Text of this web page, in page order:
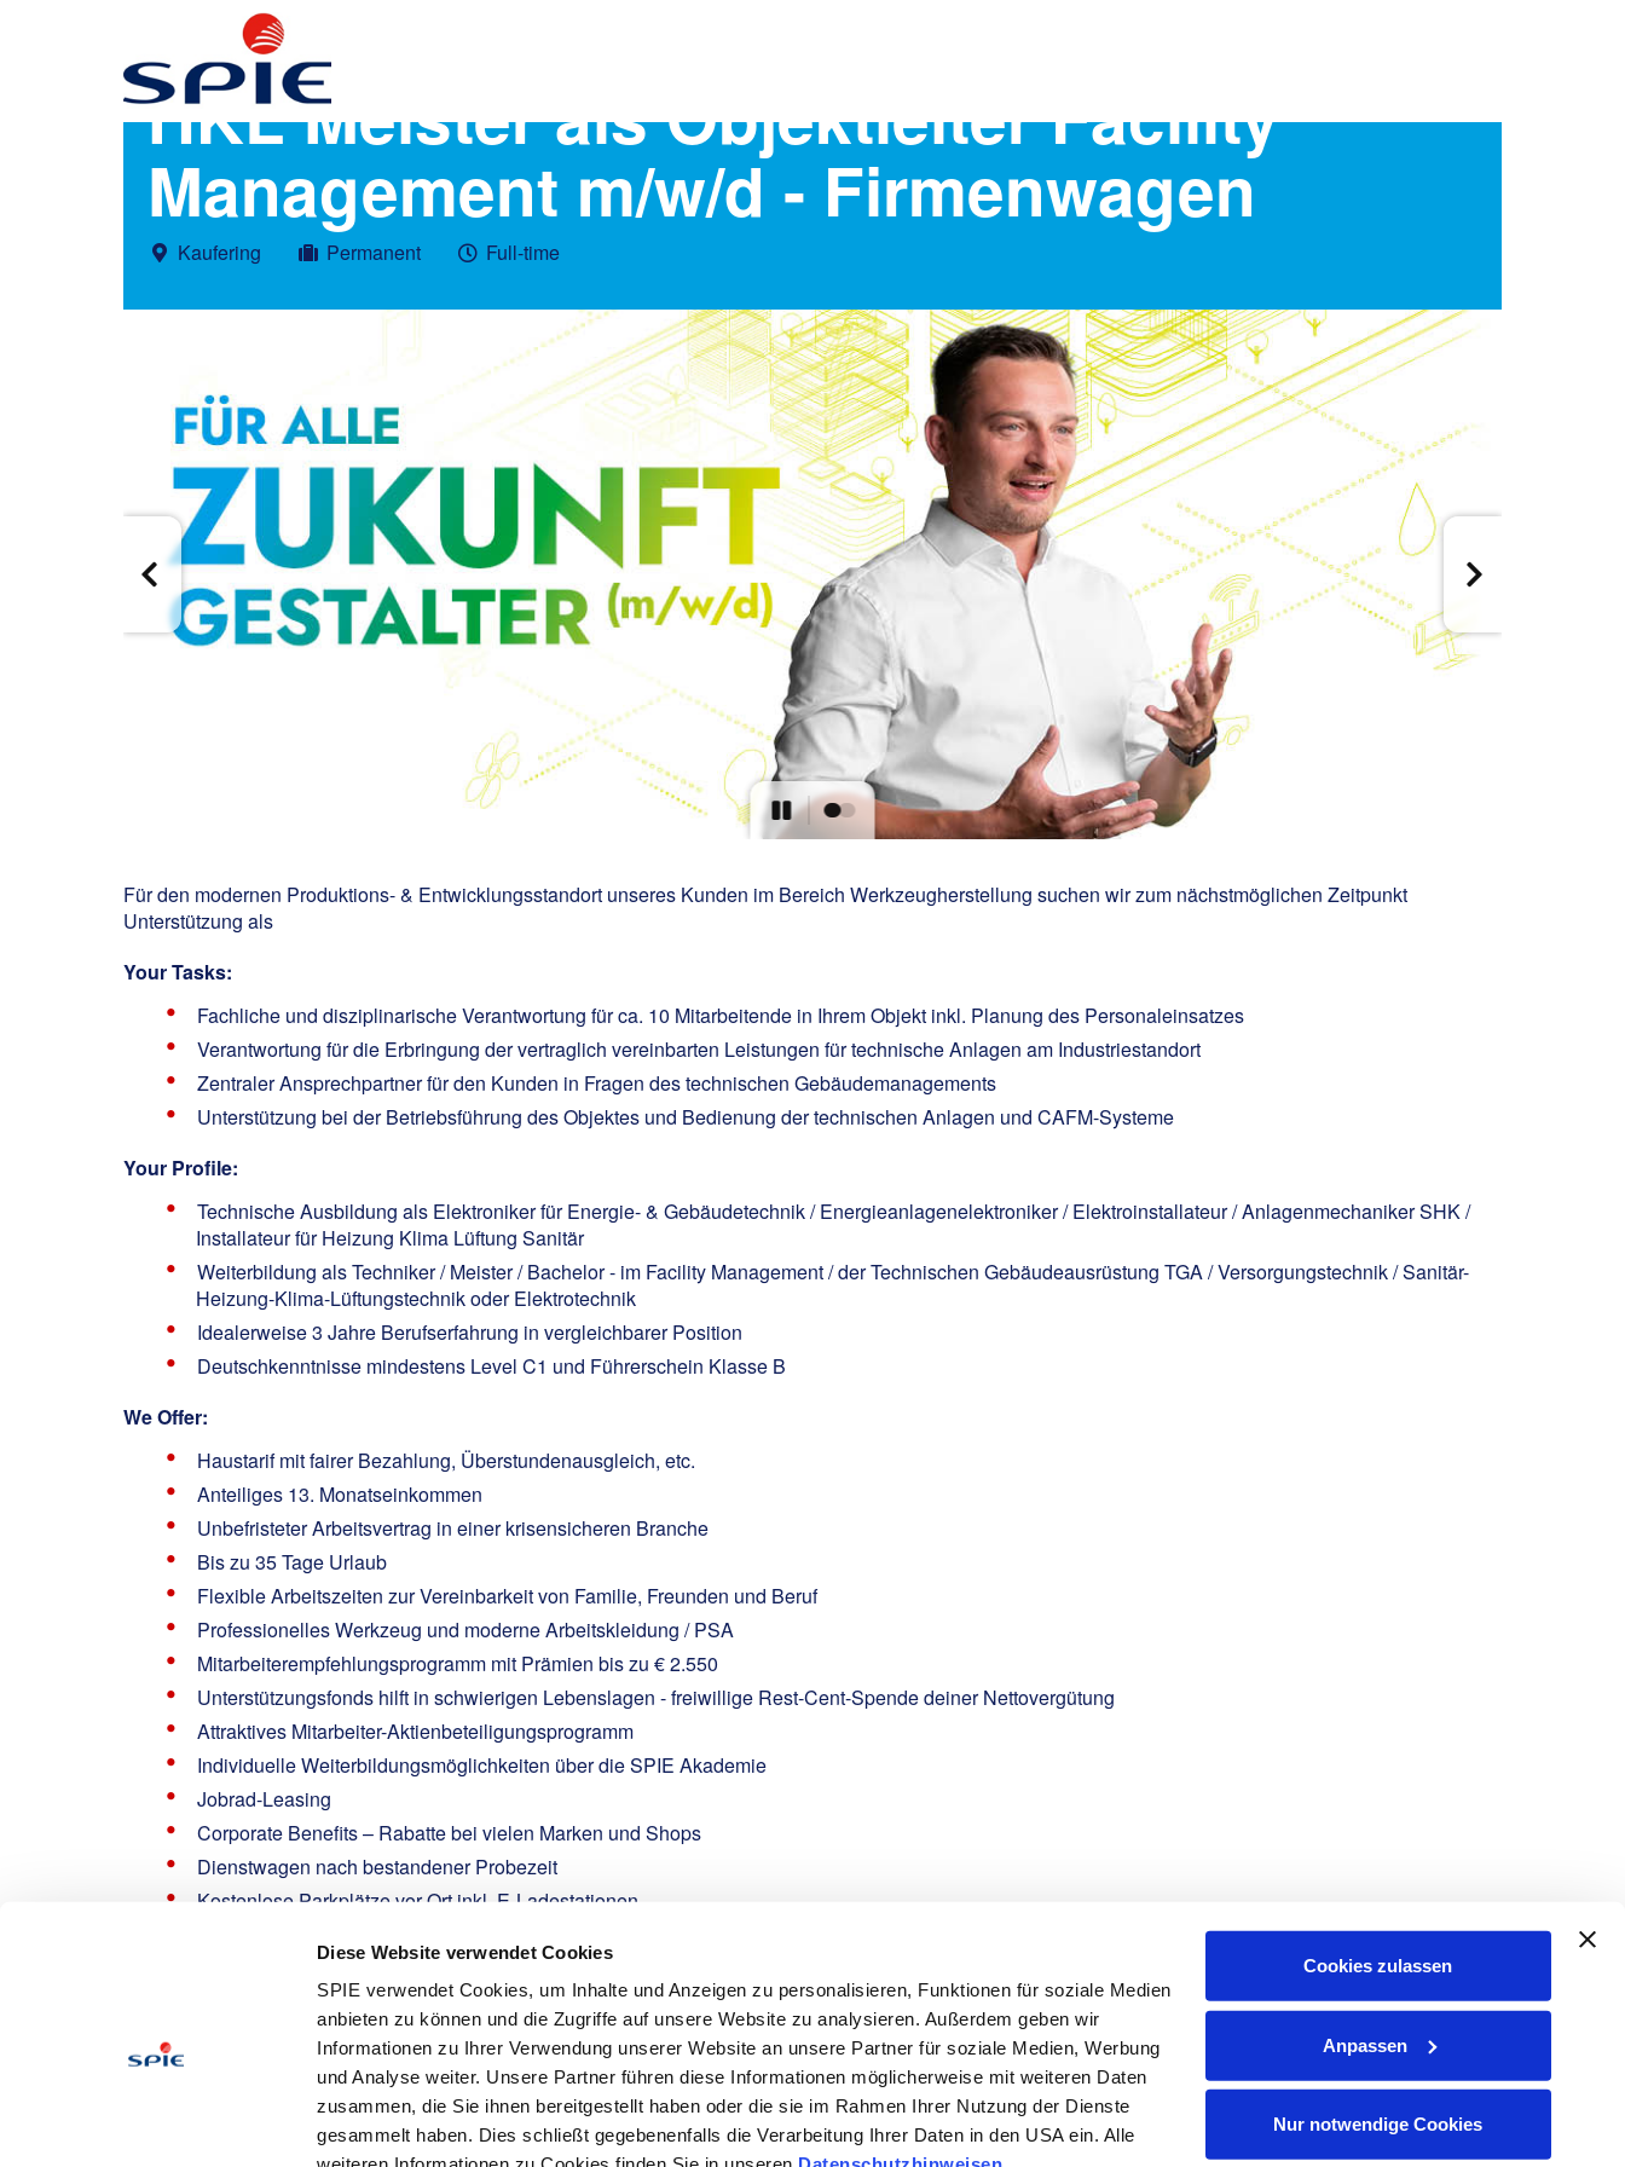
Diese Website verwendet Cookies
SPIE verwendet Cookies, um Inhalte und Anzeigen zu personalisieren, Funktionen für soziale Medien
anbieten zu können und die Zugriffe auf unsere Website zu analysieren. Außerdem geben wir
Informationen zu Ihrer Verwendung unserer Website an unsere Partner für soziale Medien, Werbung
und Analyse weiter. Unsere Partner führen diese Informationen möglicherweise mit weiteren Daten
zusammen, die Sie ihnen bereitgestellt haben oder die sie im Rahmen Ihrer Nutzung der Dienste
gesammelt haben. Dies schließt gegebenenfalls die Verarbeitung Ihrer Daten in den USA ein. Alle
Cookies zulassen
Anpassen
Nur notwendige Cookies
HKL Meister als Objektleiter Facility
Management m/w/d - Firmenwagen
Kaufering Permanent Full-time
Für den modernen Produktions- & Entwicklungsstandort unseres Kunden im Bereich Werkzeugherstellung suchen wir zum nächstmöglichen Zeitpunkt
Unterstützung als
Your Tasks:
Fachliche und disziplinarische Verantwortung für ca. 10 Mitarbeitende in Ihrem Objekt inkl. Planung des Personaleinsatzes
Verantwortung für die Erbringung der vertraglich vereinbarten Leistungen für technische Anlagen am Industriestandort
Zentraler Ansprechpartner für den Kunden in Fragen des technischen Gebäudemanagements
Unterstützung bei der Betriebsführung des Objektes und Bedienung der technischen Anlagen und CAFM-Systeme
Your Profile:
Technische Ausbildung als Elektroniker für Energie- & Gebäudetechnik / Energieanlagenelektroniker / Elektroinstallateur / Anlagenmechaniker SHK /
Installateur für Heizung Klima Lüftung Sanitär
Weiterbildung als Techniker / Meister / Bachelor - im Facility Management / der Technischen Gebäudeausrüstung TGA / Versorgungstechnik / Sanitär-
Heizung-Klima-Lüftungstechnik oder Elektrotechnik
Idealerweise 3 Jahre Berufserfahrung in vergleichbarer Position
Deutschkenntnisse mindestens Level C1 und Führerschein Klasse B
We Offer:
Haustarif mit fairer Bezahlung, Überstundenausgleich, etc.
Anteiliges 13. Monatseinkommen
Unbefristeter Arbeitsvertrag in einer krisensicheren Branche
Bis zu 35 Tage Urlaub
Flexible Arbeitszeiten zur Vereinbarkeit von Familie, Freunden und Beruf
Professionelles Werkzeug und moderne Arbeitskleidung / PSA
Mitarbeiterempfehlungsprogramm mit Prämien bis zu € 2.550
Unterstützungsfonds hilft in schwierigen Lebenslagen - freiwillige Rest-Cent-Spende deiner Nettovergütung
Attraktives Mitarbeiter-Aktienbeteiligungsprogramm
Individuelle Weiterbildungsmöglichkeiten über die SPIE Akademie
Jobrad-Leasing
Corporate Benefits – Rabatte bei vielen Marken und Shops
Dienstwagen nach bestandener Probezeit
Kostenlose Parkplätze vor Ort inkl. E-Ladestationen
Email: jannik.barthels@spie.com